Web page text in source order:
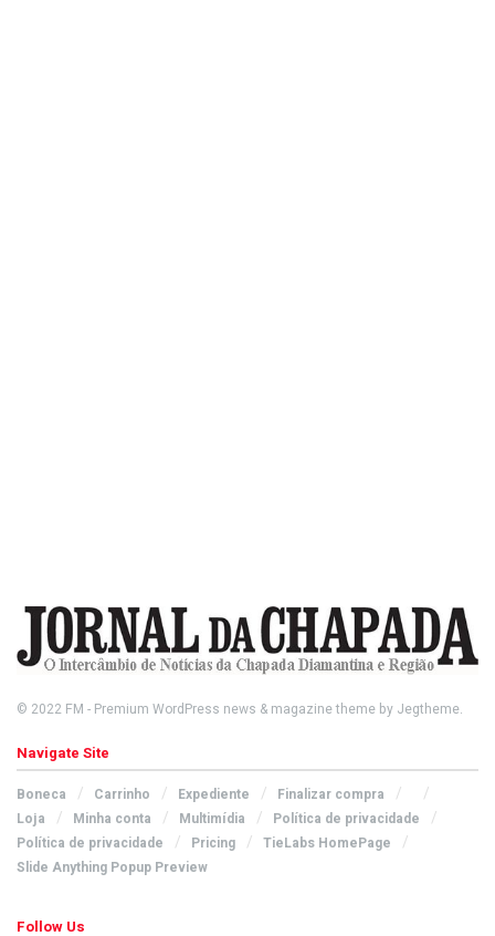
© 2022 FM - Premium WordPress news & magazine theme by Jegtheme.
Navigate Site
Boneca Carrinho Expediente
Finalizar compra
Loja
Minha conta Multimídia
Política de privacidade
Política de privacidade
Pricing
TieLabs HomePage
Slide Anything Popup Preview
Follow Us